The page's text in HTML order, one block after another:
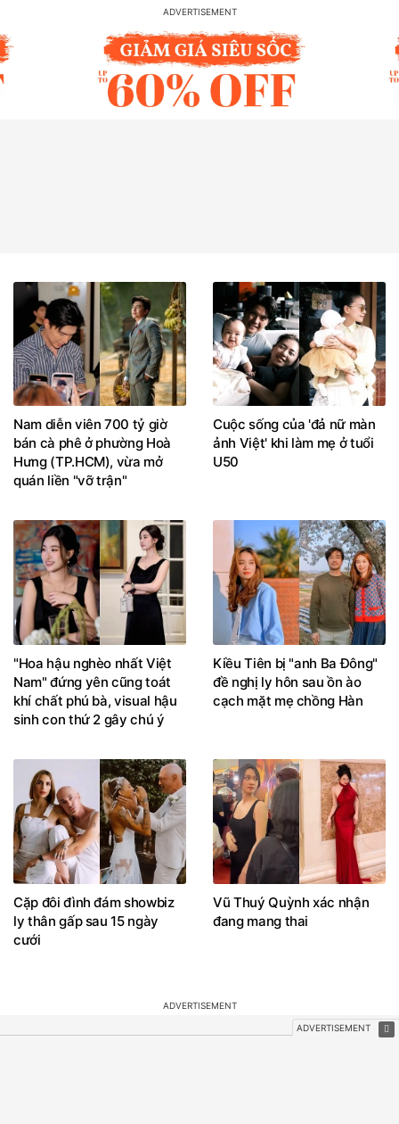
Nam diễn viên 700 tỷ giờ
bán cà phê ở phường Hoà
Hưng (TP.HCM), vừa mở
quán liền "vỡ trận"
Cuộc sống của 'đả nữ màn
ảnh Việt' khi làm mẹ ở tuổi
U50
"Hoa hậu nghèo nhất Việt
Nam" đứng yên cũng toát
khí chất phú bà, visual hậu
sinh con thứ 2 gây chú ý
Kiều Tiên bị "anh Ba Đông"
đề nghị ly hôn sau ồn ào
cạch mặt mẹ chồng Hàn
Cặp đôi đình đám showbiz
ly thân gấp sau 15 ngày
cưới
Vũ Thuý Quỳnh xác nhận
đang mang thai